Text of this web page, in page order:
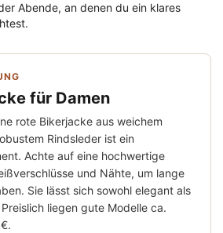
Abende, an denen du ein klares
für Damen
rote Bikerjacke aus weichem
Rindsleder ist ein
Achte auf eine hochwertige
und Nähte, um lange
Sie lässt sich sowohl elegant als
liegen gute Modelle ca.